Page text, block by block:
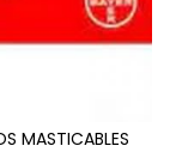
MASTICABLES